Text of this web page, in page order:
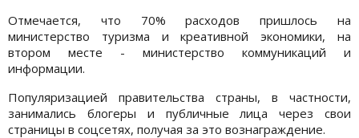
Отмечается, что 70% расходов пришлось на
министерство туризма и креативной экономики, на
втором месте - министерство коммуникаций и
информации.
Популяризацией правительства страны, в частности,
занимались блогеры и публичные лица через свои
страницы в соцсетях, получая за это вознаграждение.